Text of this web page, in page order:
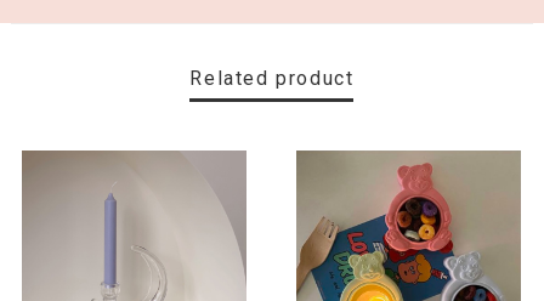
Related product